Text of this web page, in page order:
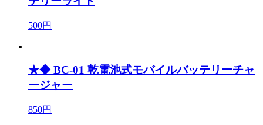
500円
★◆ BC-01 乾電池式モバイルバッテリーチャ
ージャー
850円